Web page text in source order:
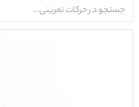
جستجو در حرکات تمرینی...